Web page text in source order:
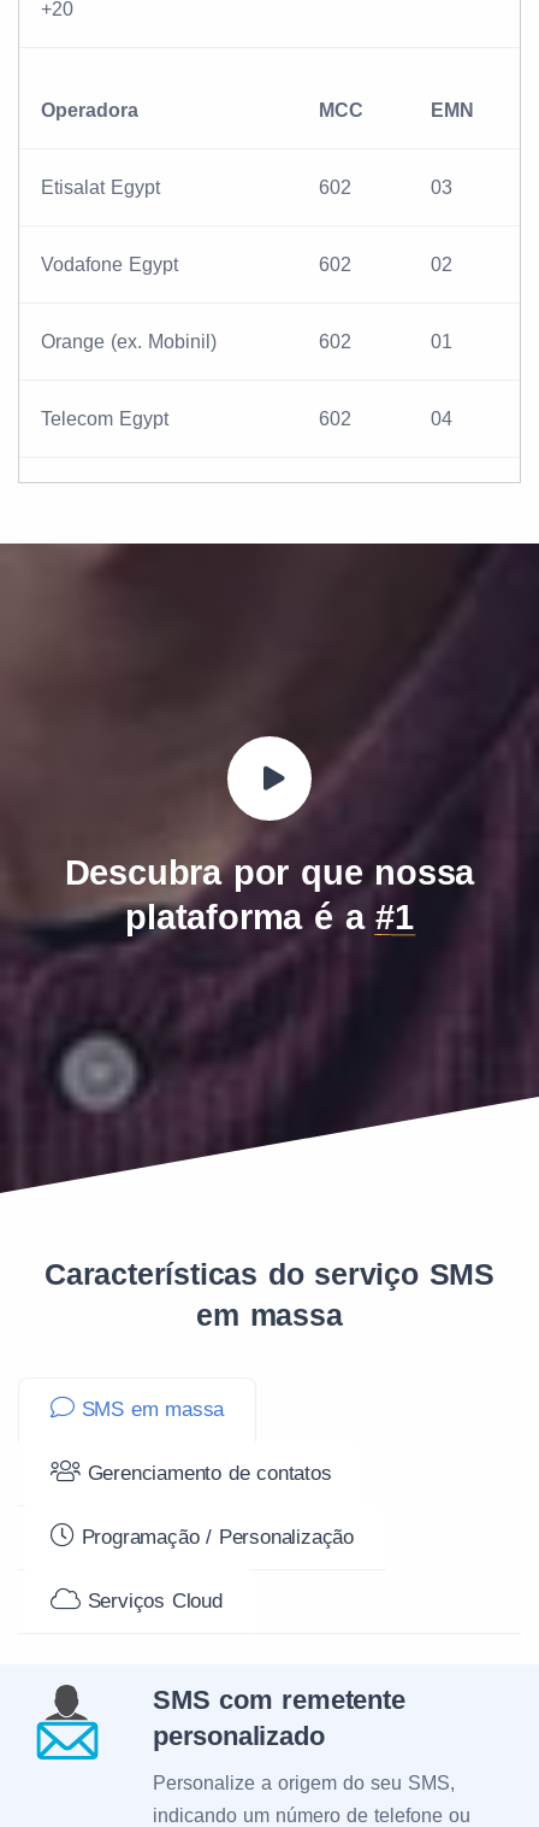
+20
Operadora MCC EMN
Etisalat Egypt 602 03
Vodafone Egypt 602 02
Orange (ex. Mobinil) 602 01
Telecom Egypt 602 04
Descubra por que nossa
plataforma é a#1
Características do serviço SMS
em massa
SMS em massa
Gerenciamento de contatos
Programação / Personalização
Serviços Cloud
SMS com remetente
personalizado
Personalize a origem do seu SMS,
indicando um número de telefone ou